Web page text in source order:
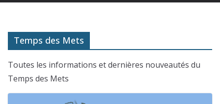
Temps des Mets
Toutes les informations et dernières nouveautés du
Temps des Mets